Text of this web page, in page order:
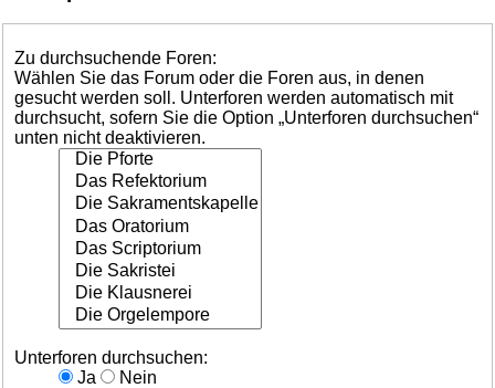
Zu durchsuchende Foren:
Wählen Sie das Forum oder die Foren aus, in denen
gesucht werden soll. Unterforen werden automatisch mit
durchsucht, sofern Sie die Option „Unterforen durchsuchen“
unten nicht deaktivieren.
Unterforen durchsuchen:
Ja
Nein